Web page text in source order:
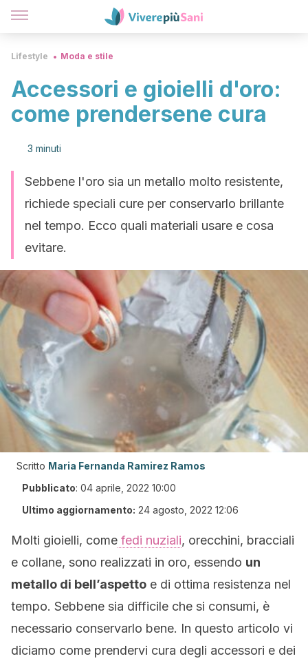
Lifestyle Moda e stile
Accessori e gioielli d'oro:
come prendersene cura
3 minuti
Sebbene l'oro sia un metallo molto resistente,
richiede speciali cure per conservarlo brillante
nel tempo. Ecco quali materiali usare e cosa
evitare.
Scritto Maria Fernanda Ramirez Ramos
Pubblicato: 04 aprile, 2022 10:00
Ultimo aggiornamento: 24 agosto, 2022 12:06
Molti gioielli, come fedi nuziali, orecchini, bracciali
e collane, sono realizzati in oro, essendo un
metallo di bell’aspetto e di ottima resistenza nel
tempo. Sebbene sia difficile che si consumi, è
necessario conservarlo bene. In questo articolo vi
diciamo come prendervi cura degli accessori e dei